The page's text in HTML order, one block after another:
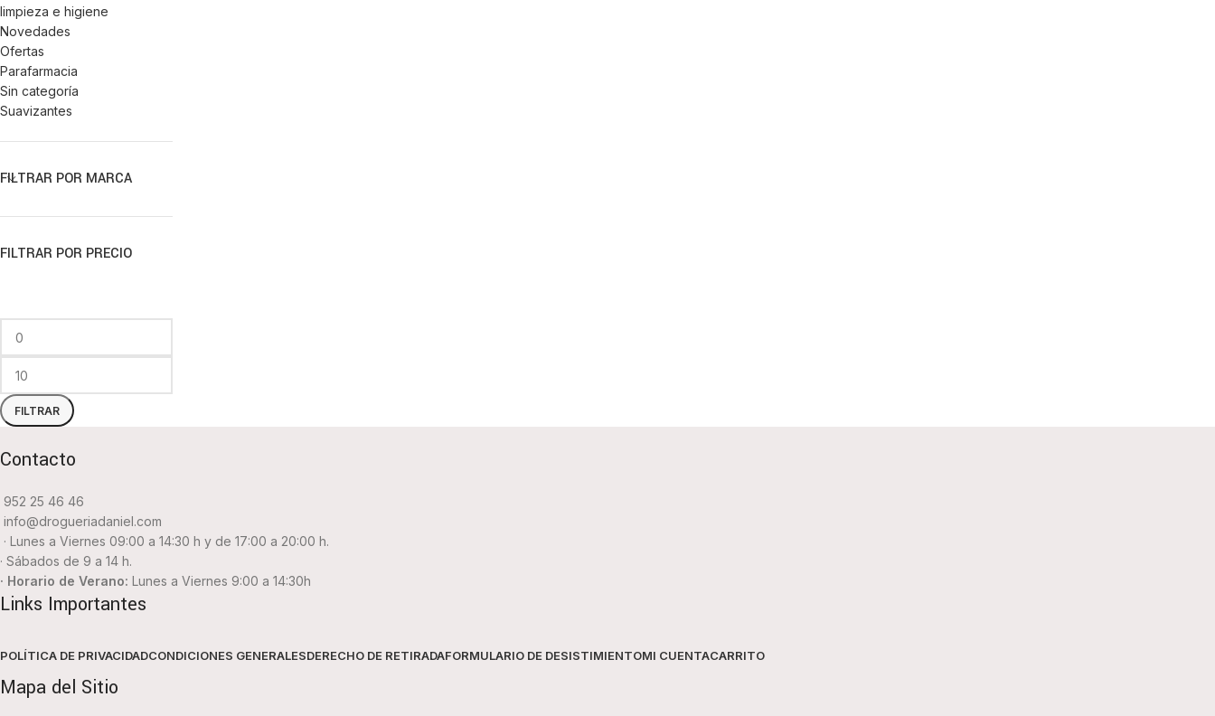
limpieza e higiene
Novedades
Ofertas
Parafarmacia
Sin categoría
Suavizantes
FILTRAR POR MARCA
FILTRAR POR PRECIO
FILTRAR
Contacto
952 25 46 46
info@drogueriadaniel.com
· Lunes a Viernes 09:00 a 14:30 h y de 17:00 a 20:00 h.
· Sábados de 9 a 14 h.
· Horario de Verano: Lunes a Viernes 9:00 a 14:30h
Links Importantes
POLÍTICA DE PRIVACIDADCONDICIONES GENERALESDERECHO DE RETIRADAFORMULARIO DE DESISTIMIENTOMI CUENTACARRITO
Mapa del Sitio